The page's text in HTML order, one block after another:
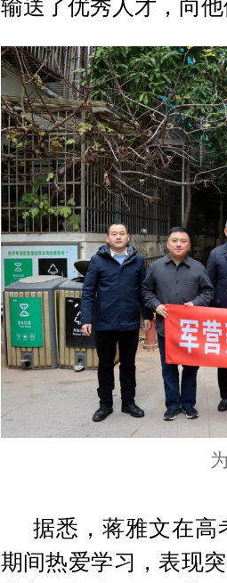
输送了优秀人才，向
据悉，蒋雅文在高
期间热爱学习，表现